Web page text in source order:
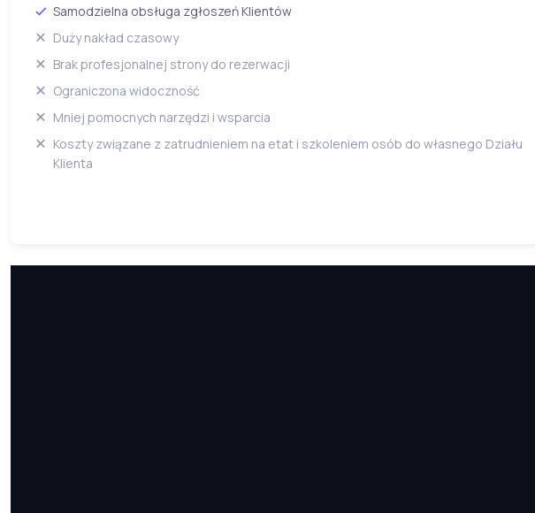
Samodzielna obsługa zgłoszeń Klientów
Duży nakład czasowy
Brak profesjonalnej strony do rezerwacji
Ograniczona widoczność
Mniej pomocnych narzędzi i wsparcia
Koszty związane z zatrudnieniem na etat i szkoleniem osób do własnego Działu
Klienta